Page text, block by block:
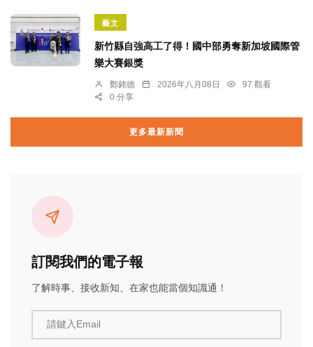
藝文
新竹縣自強高工了得！國中部勇奪新加坡國際管
樂大賽銀獎
鄭銘德 2026年八月08日
97 觀看
0 分享
更多最新新聞
訂閱我們的電子報
了解時事、接收新知、在家也能當個知識通！
請鍵入Email